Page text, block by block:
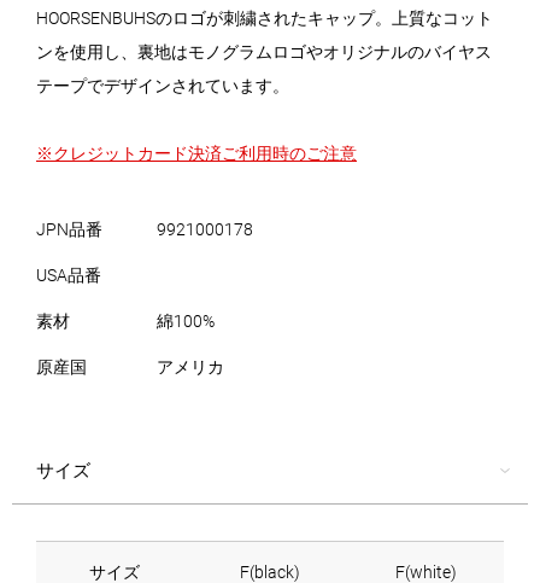
HOORSENBUHSのロゴが刺繍されたキャップ。上質なコット
ンを使用し、裏地はモノグラムロゴやオリジナルのバイヤス
テープでデザインされています。
※クレジットカード決済ご利用時のご注意
JPN品番 9921000178
USA品番
素材 綿100%
原産国 アメリカ
サイズ
サイズ F(black) F(white)